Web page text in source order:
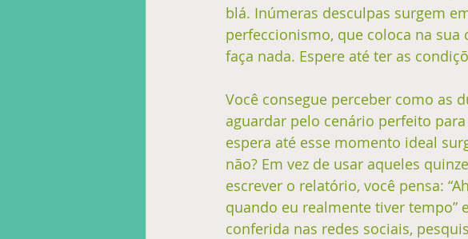
blá. Inúmeras desculpas surgem
perfeccionismo, que coloca na sua
faça nada. Espere até ter as
Você consegue perceber como as
aguardar pelo cenário perfeito
espera até esse momento ideal
não? Em vez de usar aqueles
escrever o relatório, você pensa:
quando eu realmente tiver tempo”
conferida nas redes sociais,